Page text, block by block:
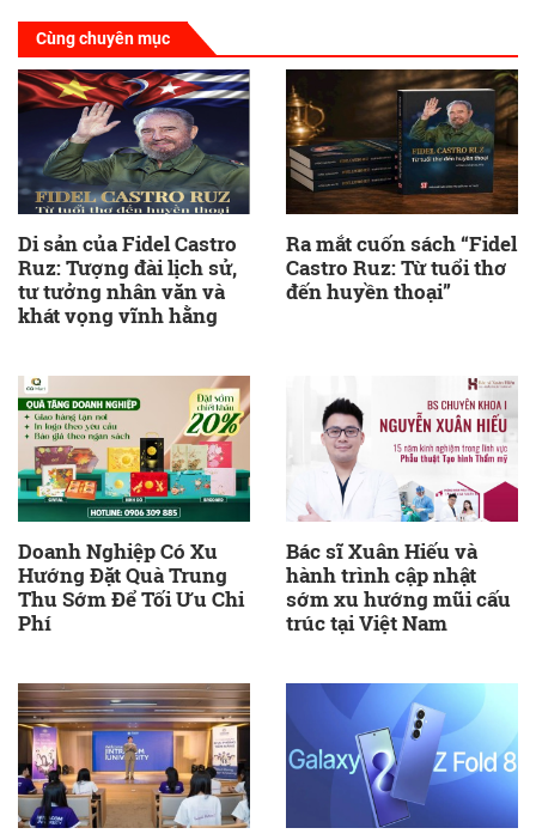
Cùng chuyên mục
Di sản của Fidel Castro
Ruz: Tượng đài lịch sử,
tư tưởng nhân văn và
khát vọng vĩnh hằng
Ra mắt cuốn sách “Fidel
Castro Ruz: Từ tuổi thơ
đến huyền thoại”
Doanh Nghiệp Có Xu
Hướng Đặt Quà Trung
Thu Sớm Để Tối Ưu Chi
Phí
Bác sĩ Xuân Hiếu và
hành trình cập nhật
sớm xu hướng mũi cấu
trúc tại Việt Nam